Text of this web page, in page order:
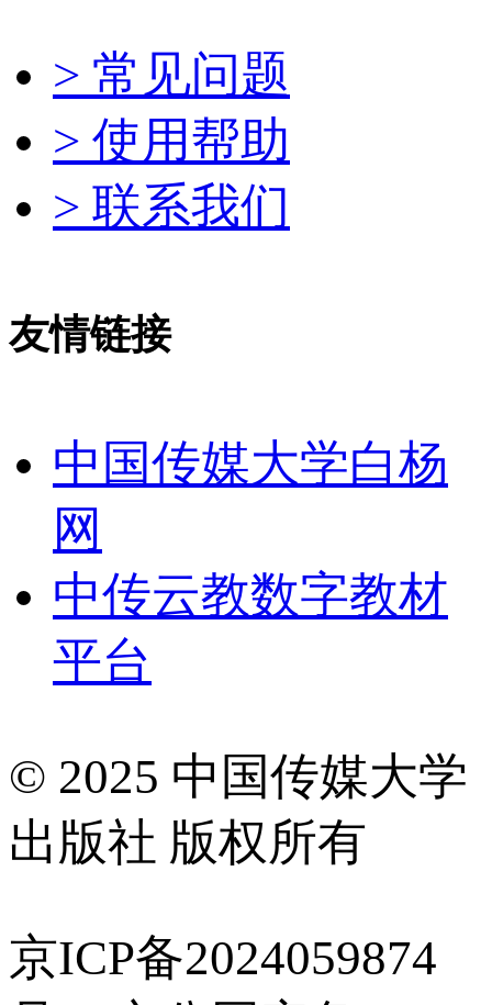
> 常见问题
> 使用帮助
> 联系我们
友情链接
中国传媒大学白杨
网
中传云教数字教材
平台
© 2025 中国传媒大学
出版社 版权所有
京ICP备2024059874